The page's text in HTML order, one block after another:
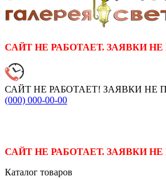
САЙТ НЕ РАБОТАЕТ. ЗАЯВКИ
САЙТ НЕ РАБОТАЕТ! ЗАЯВКИ
(000) 000-00-00
САЙТ НЕ РАБОТАЕТ. ЗАЯВКИ
Каталог товаров